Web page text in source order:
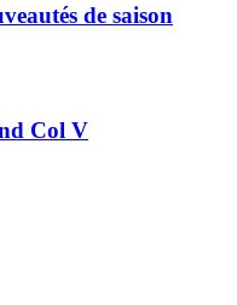
de saison
Col V